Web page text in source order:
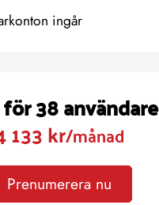
ingår
38 användare
133 kr/månad
Prenumerera nu